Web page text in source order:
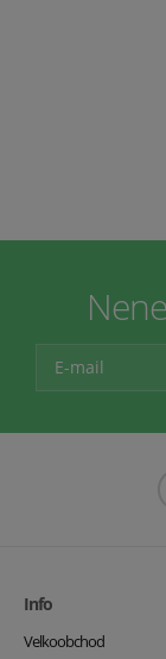
Info
Velkoobchod